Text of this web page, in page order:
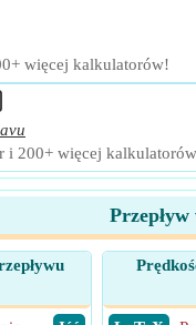
więcej kalkulatorów!
i 200+ więcej